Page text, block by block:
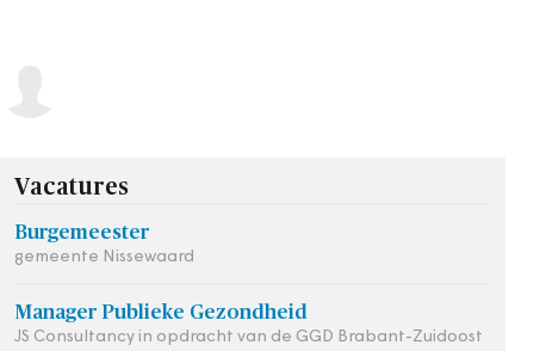
Vacatures
Burgemeester
gemeente Nissewaard
Manager Publieke Gezondheid
JS Consultancy in opdracht van de GGD Brabant-Zuidoost